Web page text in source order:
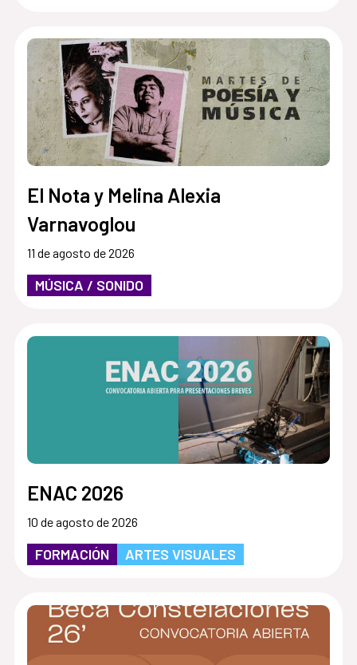
El Nota y Melina Alexia
Varnavoglou
11 de agosto de 2026
MÚSICA / SONIDO
ENAC 2026
10 de agosto de 2026
FORMACIÓN ARTES VISUALES